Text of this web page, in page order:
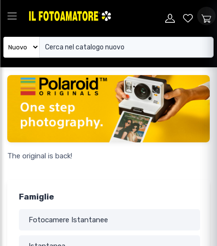
The original is back!
Famiglie
Fotocamere Istantanee